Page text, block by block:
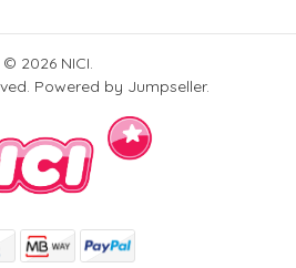
© 2026 NICI.
Powered by Jumpseller.